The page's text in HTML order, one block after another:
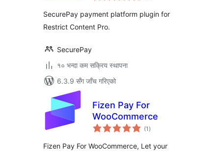
SecurePay payment platform plugin for
Restrict Content Pro.
SecurePay
१० भन्दा कम सक्रिय स्थापना
6.3.9 सँग जाँच गरिएको
Fizen Pay For
WooCommerce
(1 कुल
रेटिङ्गहरू
)
Fizen Pay For WooCommerce, Let your